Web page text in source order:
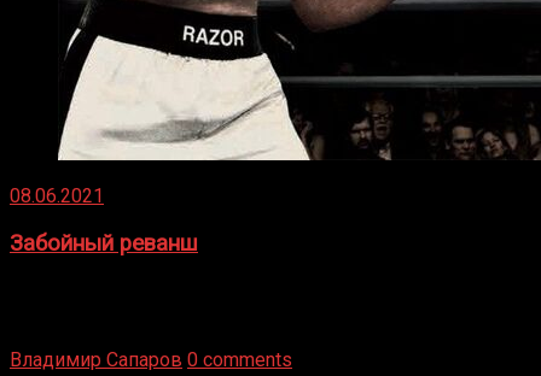
08.06.2021
Забойный реванш
Владимир Сапаров 0 comments